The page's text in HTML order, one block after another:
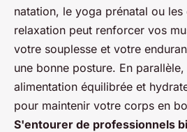
natation, le yoga prénatal ou
relaxation peut renforcer vos
votre souplesse et votre
une bonne posture. En
alimentation équilibrée et
pour maintenir votre corps en
S'entourer de professionnels